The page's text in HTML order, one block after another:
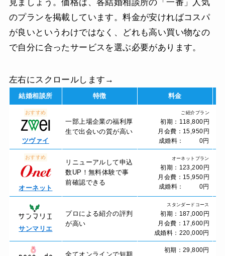
見ましょう。価格は、各結婚相談所の「一番」人気
のプランを掲載しています。料金が安ければコスパ
が良いというわけではなく、どれも高い買い物なの
で自分に合ったサービスを選ぶ必要があります。
左右にスクロールします→
結婚相談所 特徴 料金
おすすめ
ツヴァイ
一部上場企業の福利厚
生で出会いの質が高い
ご紹介プラン
初期：118,800円
月会費：15,950円
成婚料： 0円
おすすめ
オーネット
リニューアルして申込
数UP！無料体験で事
前確認できる
オーネットプラン
初期：123,200円
月会費：15,950円
成婚料： 0円
サンマリエ
プロによる紹介の評判
が高い
スタンダードコース
初期：187,000円
月会費：17,600円
成婚料：220,000円
全てオンラインで短期
初期：29,800円